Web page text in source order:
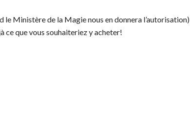
Ministère de la Magie nous en donnera l’autorisation)
ce que vous souhaiteriez y acheter!